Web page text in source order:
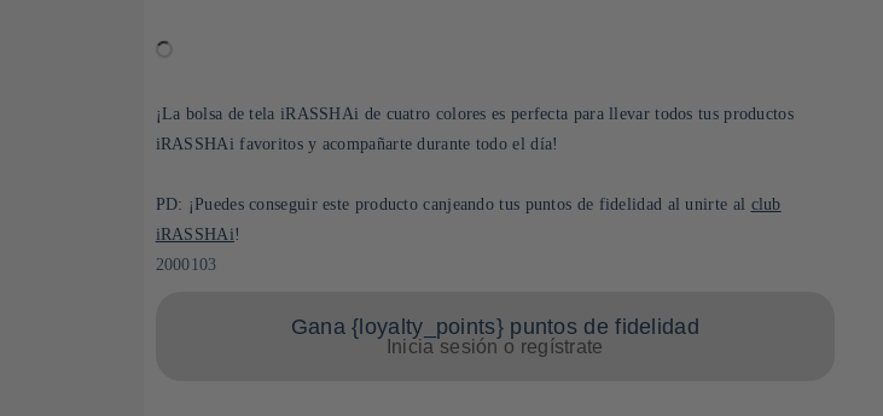
¡La bolsa de tela iRASSHAi de cuatro colores es perfecta para llevar todos tus productos
iRASSHAi favoritos y acompañarte durante todo el día!
PD: ¡Puedes conseguir este producto canjeando tus puntos de fidelidad al unirte al club
iRASSHAi!
SKU:
2000103
Gana {loyalty_points} puntos de fidelidad
Inicia sesión o regístrate